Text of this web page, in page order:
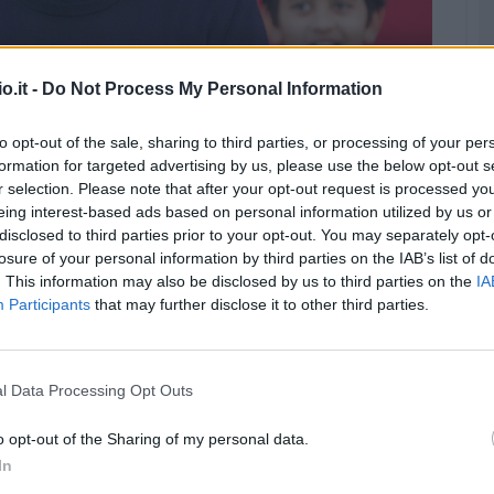
- Do Not Process My Personal Information
opt-out of the sale, sharing to third parties, or processing of your
for targeted advertising by us, please use the below opt-out
selection. Please note that after your opt-out request is processed
interest-based ads based on personal information utilized by us
to third parties prior to your opt-out. You may separately
of your personal information by third parties on the IAB’s list of
This information may also be disclosed by us to third parties on the
Participants that may further disclose it to other third parties.
Data Processing Opt Outs
opt-out of the Sharing of my personal data.
del contratto di Bianco (©LaPresse)
allenatoredopo la promozione in Serie
dovrà risolvere il contratto di Paolo
brianzoli nel massimo campionato italiano.
daSky Sport , sono stati registrati passi avanti
Paolo Bianco.
nelle prossime ore con Paolo Bianco che
il Monza potrà mettere nero su bianco